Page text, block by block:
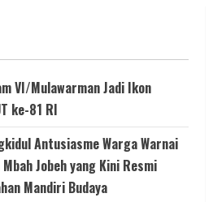
VI/Mulawarman Jadi Ikon
ke-81 RI
Antusiasme Warga Warnai
Jobeh yang Kini Resmi
Mandiri Budaya